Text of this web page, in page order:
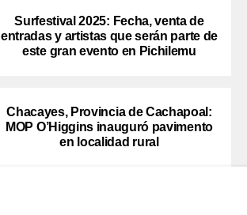
Surfestival 2025: Fecha, venta de
entradas y artistas que serán parte de
este gran evento en Pichilemu
Chacayes, Provincia de Cachapoal:
MOP O’Higgins inauguró pavimento
en localidad rural